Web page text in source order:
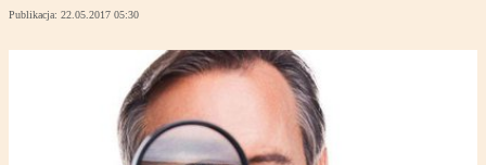
Publikacja: 22.05.2017 05:30